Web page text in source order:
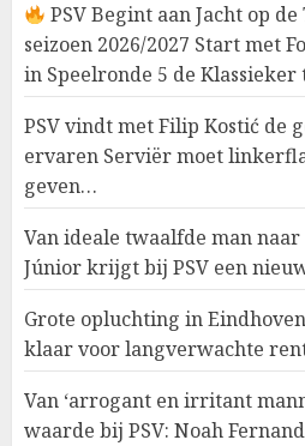
PSV Begint aan Jacht op
seizoen 2026/2027 Start met
in Speelronde 5 de
PSV vindt met Filip Kostić de
ervaren Serviër moet
geven…
Van ideale twaalfde man
Júnior krijgt bij PSV een
Grote opluchting in
klaar voor langverwachte
Van ‘arrogant en irritant
waarde bij PSV: Noah